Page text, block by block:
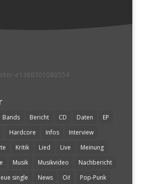
Bands Bericht CD Daten
EP
Hardcore Infos
Interview
Kritik Lied Live
Meinung
Musik Musikvideo
Nachbericht
single News Oi! Pop-Punk